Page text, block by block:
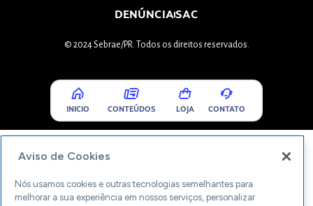
DENÚNCIASAC
© 2024 Sebrae/PR. Todos os direitos reservados.
INICIO CONTEÚDOS LOJA CONTATO
Aviso de Cookies
Nós usamos cookies e outras tecnologias semelhantes para
melhorar a sua experiência em nossos serviços, personalizar